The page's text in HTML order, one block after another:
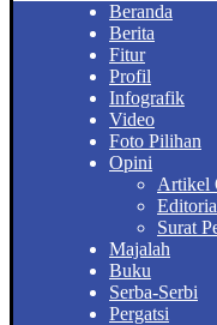
Beranda
Berita
Fitur
Profil
Infografik
Video
Foto Pilihan
Opini
Artikel
Surat
Majalah
Buku
Serba-Serbi
Pergatsi